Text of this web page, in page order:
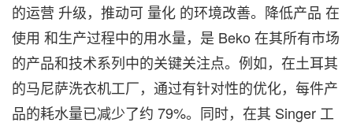
的运营 升级，推动可 量化 的环境改善。降低产品 在
使用 和生产过程中的用水量，是 Beko 在其所有市场
的产品和技术系列中的关键关注点。例如，在土耳其
的马尼萨洗衣机工厂，通过有针对性的优化，每件产
品的耗水量已减少了约 79%。同时，在其 Singer 工